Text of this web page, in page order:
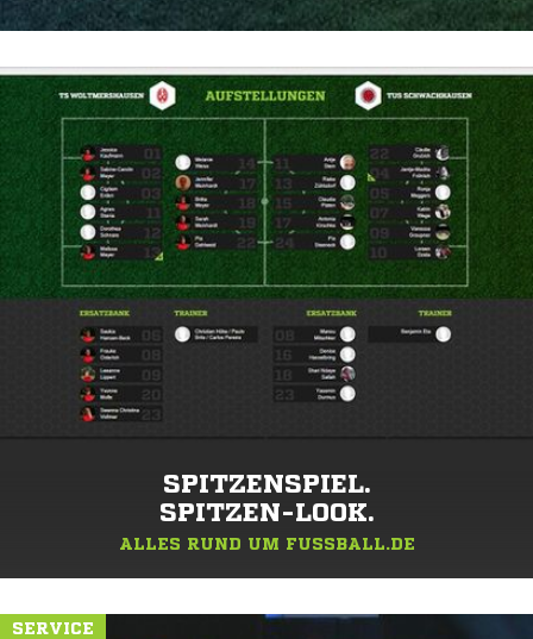
SPITZENSPIEL.
SPITZEN-LOOK.
ALLES RUND UM FUSSBALL.DE
SERVICE